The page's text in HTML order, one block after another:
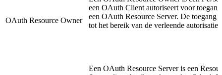
OAuth Resource Owner
een OAuth Client autoriseert voor
een OAuth Resource Server. De toegang
tot het bereik van de verleende autorisatie.
Een OAuth Resource Server is een